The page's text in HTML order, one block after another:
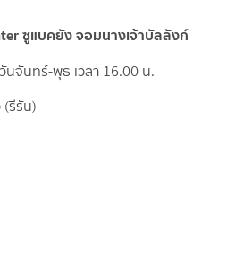
ซูแบคยัง จอมนางเจ้าบัลลังก์
จันทร์-พุธ เวลา 16.00 น.
รีรัน)